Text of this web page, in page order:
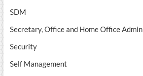
SDM
Secretary, Office and Home Office Admin
Security
Self Management